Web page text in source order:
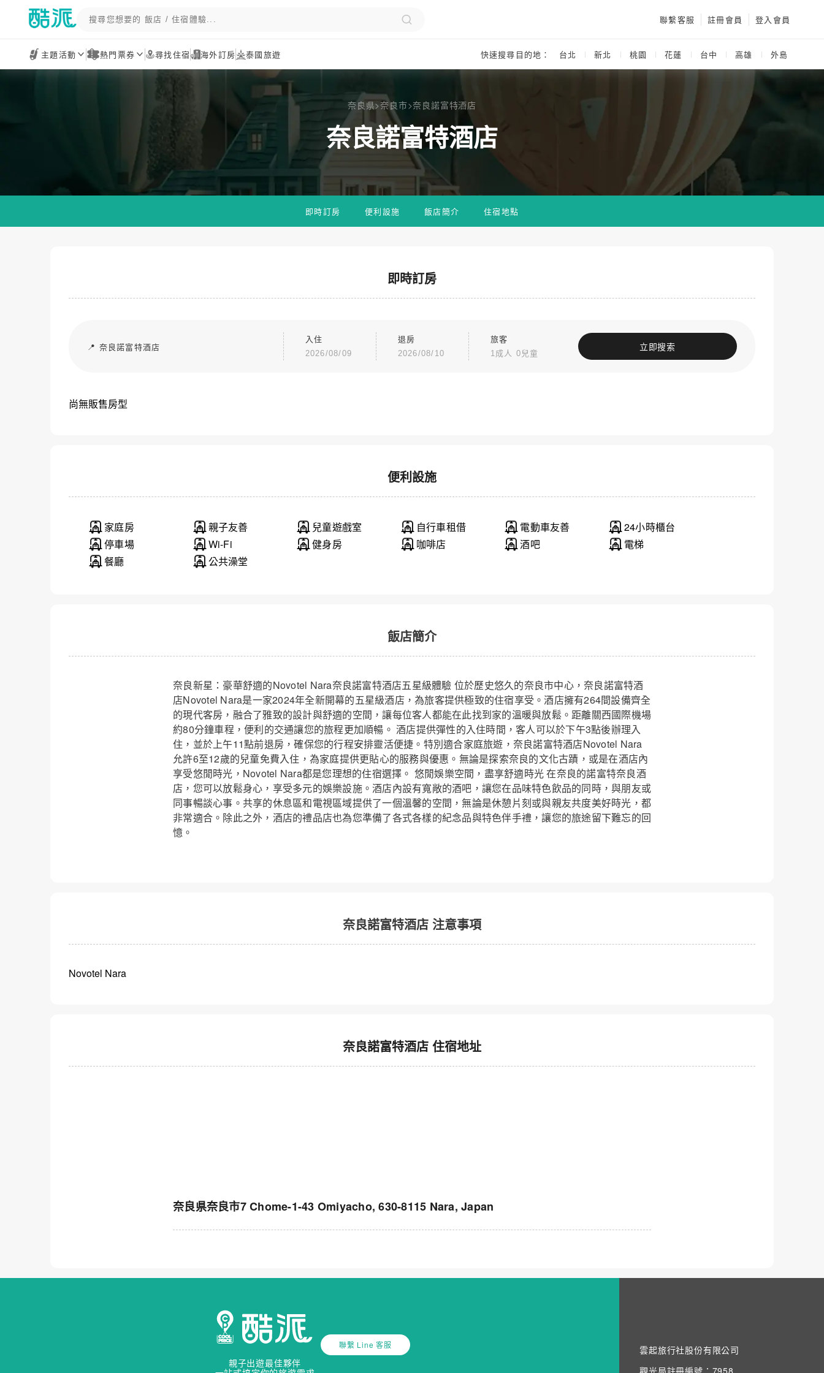
聯繫客服 註冊會員 登入會員
主題活動 熱門票券 尋找住宿 海外訂房 泰國旅遊 快速搜尋目的地： 台北 新北 桃園 花蓮 台中 高雄 外島
奈良県>奈良市>奈良諾富特酒店
奈良諾富特酒店
即時訂房 便利設施 飯店簡介 住宿地點
即時訂房
📍 奈良諾富特酒店
入住
2026/08/09
退房
2026/08/10
旅客
1成人 0兒童
立即搜索
尚無販售房型
便利設施
家庭房 親子友善 兒童遊戲室 自行車租借 電動車友善
24小時櫃台
停車場
Wi-Fi 健身房 咖啡店 酒吧
電梯
餐廳
公共澡堂
飯店簡介
奈良新星：豪華舒適的Novotel Nara奈良諾富特酒店五星級體驗 位於歷史悠久的奈良市中心，奈良諾富特酒
店Novotel Nara是一家2024年全新開幕的五星級酒店，為旅客提供極致的住宿享受。酒店擁有264間設備齊全
的現代客房，融合了雅致的設計與舒適的空間，讓每位客人都能在此找到家的溫暖與放鬆。距離關西國際機場
約80分鐘車程，便利的交通讓您的旅程更加順暢。 酒店提供彈性的入住時間，客人可以於下午3點後辦理入
住，並於上午11點前退房，確保您的行程安排靈活便捷。特別適合家庭旅遊，奈良諾富特酒店Novotel Nara
允許6至12歲的兒童免費入住，為家庭提供更貼心的服務與優惠。無論是探索奈良的文化古蹟，或是在酒店內
享受悠閒時光，Novotel Nara都是您理想的住宿選擇。 悠閒娛樂空間，盡享舒適時光 在奈良的諾富特奈良酒
店，您可以放鬆身心，享受多元的娛樂設施。酒店內設有寬敞的酒吧，讓您在品味特色飲品的同時，與朋友或
同事暢談心事。共享的休息區和電視區域提供了一個溫馨的空間，無論是休憩片刻或與親友共度美好時光，都
非常適合。除此之外，酒店的禮品店也為您準備了各式各樣的紀念品與特色伴手禮，讓您的旅途留下難忘的回
憶。
奈良諾富特酒店 注意事項
Novotel Nara
奈良諾富特酒店 住宿地址
奈良県奈良市7 Chome-1-43 Omiyacho, 630-8115 Nara, Japan
親子出遊最佳夥伴
聯繫 Line 客服
雲起旅行社股份有限公司
觀光局註冊編號：7958
奈良諾富特酒店 關閉